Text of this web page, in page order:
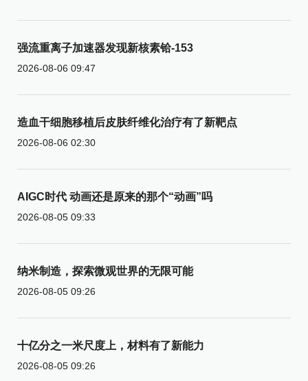
强流重离子加速器发现新核素铪-153
2026-08-06 09:47
造血干细胞移植后皮肤纤维化治疗有了新靶点
2026-08-06 02:30
AIGC时代 动画还是原来的那个“动画”吗
2026-08-05 09:33
纳米制造，探索微观世界的无限可能
2026-08-05 09:26
十亿分之一米尺度上，材料有了新能力
2026-08-05 09:26